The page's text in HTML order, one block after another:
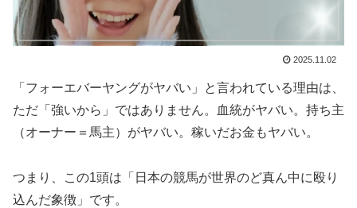
2025.11.02
「フォーエバーヤングがヤバい」と言われている理由は、
ただ「強いから」ではありません。血統がヤバい。持ち主
（オーナー＝馬主）がヤバい。稼いだお金もヤバい。
つまり、この1頭は「日本の競馬が世界のど真ん中に殴り
込んだ象徴」です。